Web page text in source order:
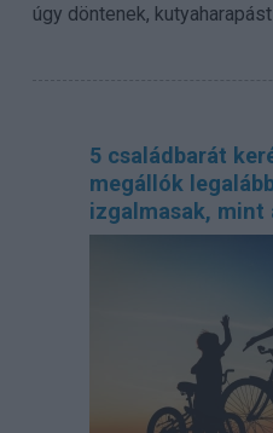
úgy döntenek,
5 családbarát
megállók
izgalmasak, mint